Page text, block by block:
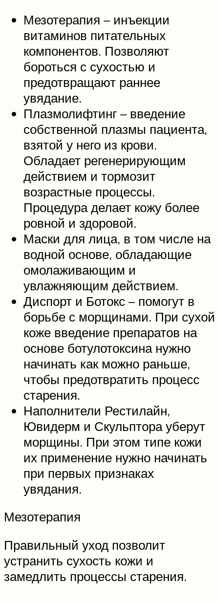
Мезотерапия – инъекции
витаминов питательных
компонентов. Позволяют
бороться с сухостью и
предотвращают раннее
увядание.
Плазмолифтинг – введение
собственной плазмы пациента,
взятой у него из крови.
Обладает регенерирующим
действием и тормозит
возрастные процессы.
Процедура делает кожу более
ровной и здоровой.
Маски для лица, в том числе на
водной основе, обладающие
омолаживающим и
увлажняющим действием.
Диспорт и Ботокс – помогут в
борьбе с морщинами. При сухой
коже введение препаратов на
основе ботулотоксина нужно
начинать как можно раньше,
чтобы предотвратить процесс
старения.
Наполнители Рестилайн,
Ювидерм и Скульптора уберут
морщины. При этом типе кожи
их применение нужно начинать
при первых признаках
увядания.
Мезотерапия
Правильный уход позволит
устранить сухость кожи и
замедлить процессы старения.